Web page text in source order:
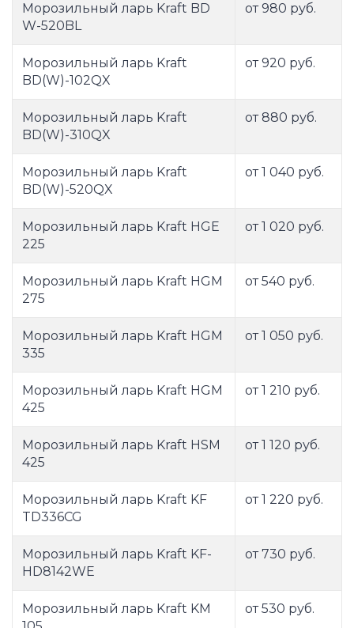
Морозильный ларь Kraft BD
W-520BL
от 980 руб.
Морозильный ларь Kraft
BD(W)-102QX
от 920 руб.
Морозильный ларь Kraft
BD(W)-310QX
от 880 руб.
Морозильный ларь Kraft
BD(W)-520QX
от 1 040 руб.
Морозильный ларь Kraft HGE
225
от 1 020 руб.
Морозильный ларь Kraft HGM
275
от 540 руб.
Морозильный ларь Kraft HGM
335
от 1 050 руб.
Морозильный ларь Kraft HGM
425
от 1 210 руб.
Морозильный ларь Kraft HSM
425
от 1 120 руб.
Морозильный ларь Kraft KF
TD336CG
от 1 220 руб.
Морозильный ларь Kraft KF-
HD8142WE
от 730 руб.
Морозильный ларь Kraft KM
от 530 руб.